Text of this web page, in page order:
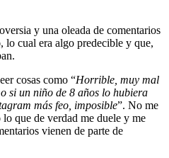
y una oleada de comentarios
lo cual era algo predecible y que,
cosas como “Horrible, muy mal
si un niño de 8 años lo hubiera
más feo, imposible”. No me
lo que de verdad me duele y me
vienen de parte de